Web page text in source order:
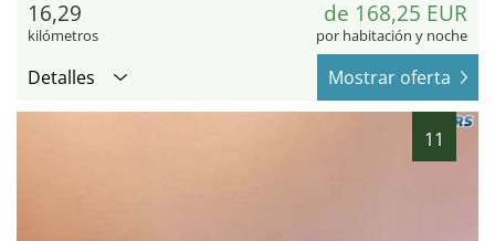
16,29
kilómetros
de 168,25 EUR
por habitación y noche
Detalles Mostrar oferta
11